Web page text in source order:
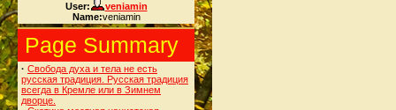
User:
veniamin
Name:veniamin
Page Summary
· Свобода духа и тела не есть
русская традиция. Русская традиция
всегда в Кремле или в Зимнем
дворце.